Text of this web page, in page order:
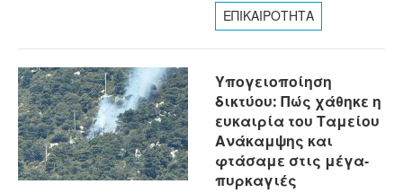
ΕΠΙΚΑΙΡΟΤΗΤΑ
Υπογειοποίηση
δικτύου: Πώς χάθηκε η
ευκαιρία του Ταμείου
Ανάκαμψης και
φτάσαμε στις μέγα-
πυρκαγιές